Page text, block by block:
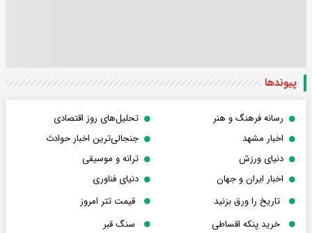
پیوندها
رسانه فرهنگ و هنر
تحلیل‌های روز اقتصادی
اخبار مشهد
جنجالی‌ترین اخبار حوادث
دنیای ورزش
ترانه و موسیقی
اخبار ایران و جهان
دنیای فناوری
تاریخ را ورق بزنید
قیمت تتر امروز
خرید پنکه اقساطی
سنگ قبر